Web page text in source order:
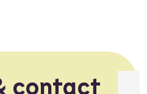
contact